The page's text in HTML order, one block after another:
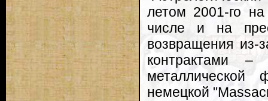
летом 2001-го
числе и на
возвращения из-
контрактами –
немецкой